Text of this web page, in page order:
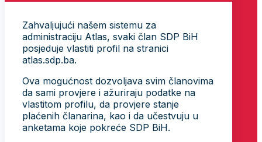
Zahvaljujući našem sistemu za
administraciju Atlas, svaki član SDP BiH
posjeduje vlastiti profil na stranici
atlas.sdp.ba.
Ova mogućnost dozvoljava svim članovima
da sami provjere i ažuriraju podatke na
vlastitom profilu, da provjere stanje
plaćenih članarina, kao i da učestvuju u
anketama koje pokreće SDP BiH.